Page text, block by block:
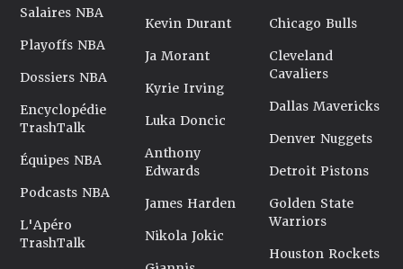
Salaires NBA
Playoffs NBA
Dossiers NBA
Encyclopédie
TrashTalk
Équipes NBA
Podcasts NBA
L'Apéro
TrashTalk
Kevin Durant
Ja Morant
Kyrie Irving
Luka Doncic
Anthony
Edwards
James Harden
Nikola Jokic
Chicago Bulls
Cleveland
Cavaliers
Dallas Mavericks
Denver Nuggets
Detroit Pistons
Golden State
Warriors
Houston Rockets